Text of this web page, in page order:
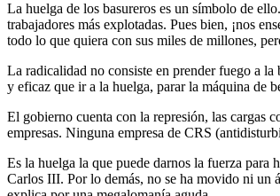
La huelga de los basureros es un símbolo de
trabajadores más explotadas. Pues bien, ¡nos
todo lo que quiera con sus miles de millones,
La radicalidad no consiste en prender fuego a la
y eficaz que ir a la huelga, parar la máquina de
El gobierno cuenta con la represión, las cargas
empresas. Ninguna empresa de CRS
Es la huelga la que puede darnos la fuerza para
Carlos III. Por lo demás, no se ha movido ni un